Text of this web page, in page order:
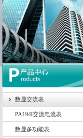
数显交流表
PA194I交流电流表
数显多功能表